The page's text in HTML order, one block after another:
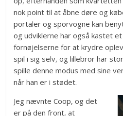
nok point til at åbne døre og
portaler og sporvogne kan
og udviklerne har også kastet
fornøjelserne for at krydre
spil i sig selv, og lillebror har
spille denne modus med sine
når han er i stødet.
Jeg nævnte Coop, og det
er på den front, at